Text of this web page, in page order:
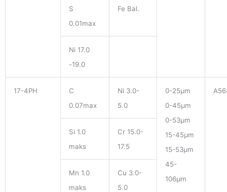
S
0.01max
Fe Bal.
Ni 17.0
-19.0
17-4PH
C
0.07max
Ni 3.0-
5.0
0-25μm
0-45μm
0-53μm
15-45μm
15-53μm
45-
106μm
Si 1.0
maks
Cr 15.0-
17.5
Mn 1.0
maks
Cu 3.0-
5.0